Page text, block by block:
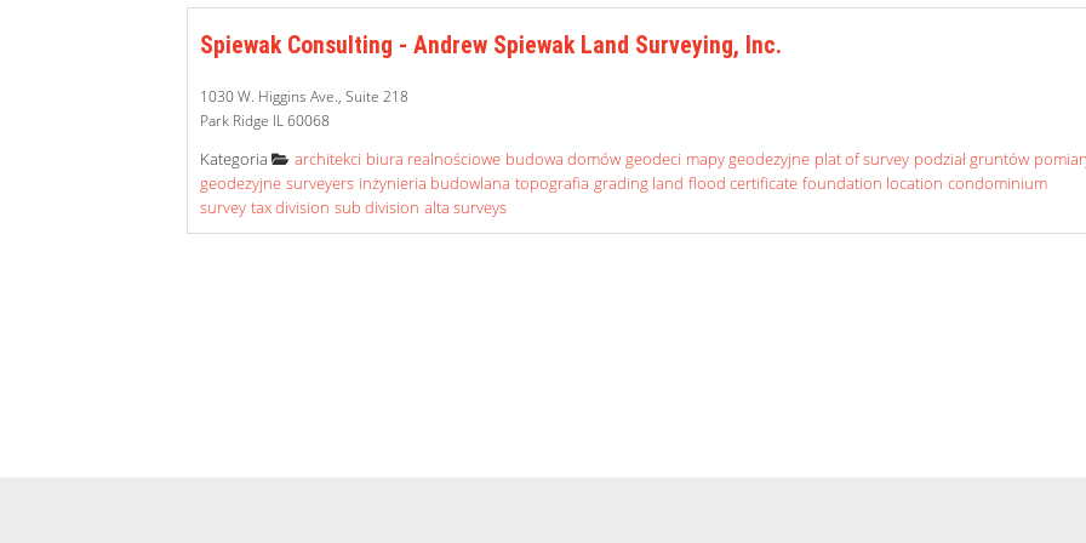
Spiewak Consulting - Andrew Spiewak Land Surveying, Inc.
1030 W. Higgins Ave., Suite 218
Park Ridge IL 60068
Kategoria
Category
architekci biura realnościowe budowa domów geodeci mapy geodezyjne plat of survey podział gruntów
geodezyjne surveyers inżynieria budowlana topografia grading land flood certificate foundation location condominium
survey tax division sub division alta surveys